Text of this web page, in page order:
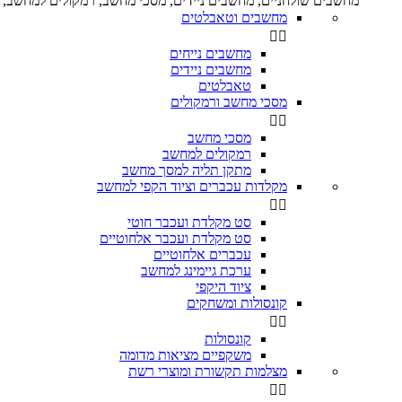
מחשבים וטאבלטים
 
מחשבים נייחים
מחשבים ניידים
טאבלטים
מסכי מחשב ורמקולים
 
מסכי מחשב
רמקולים למחשב
מתקן תליה למסך מחשב
מקלדות עכברים וציוד הקפי למחשב
 
סט מקלדת ועכבר חוטי
סט מקלדת ועכבר אלחוטיים
עכברים אלחוטיים
ערכת גיימינג למחשב
ציוד היקפי
קונסולות ומשחקים
 
קונסולות
משקפיים מציאות מדומה
מצלמות תקשורת ומוצרי רשת
 